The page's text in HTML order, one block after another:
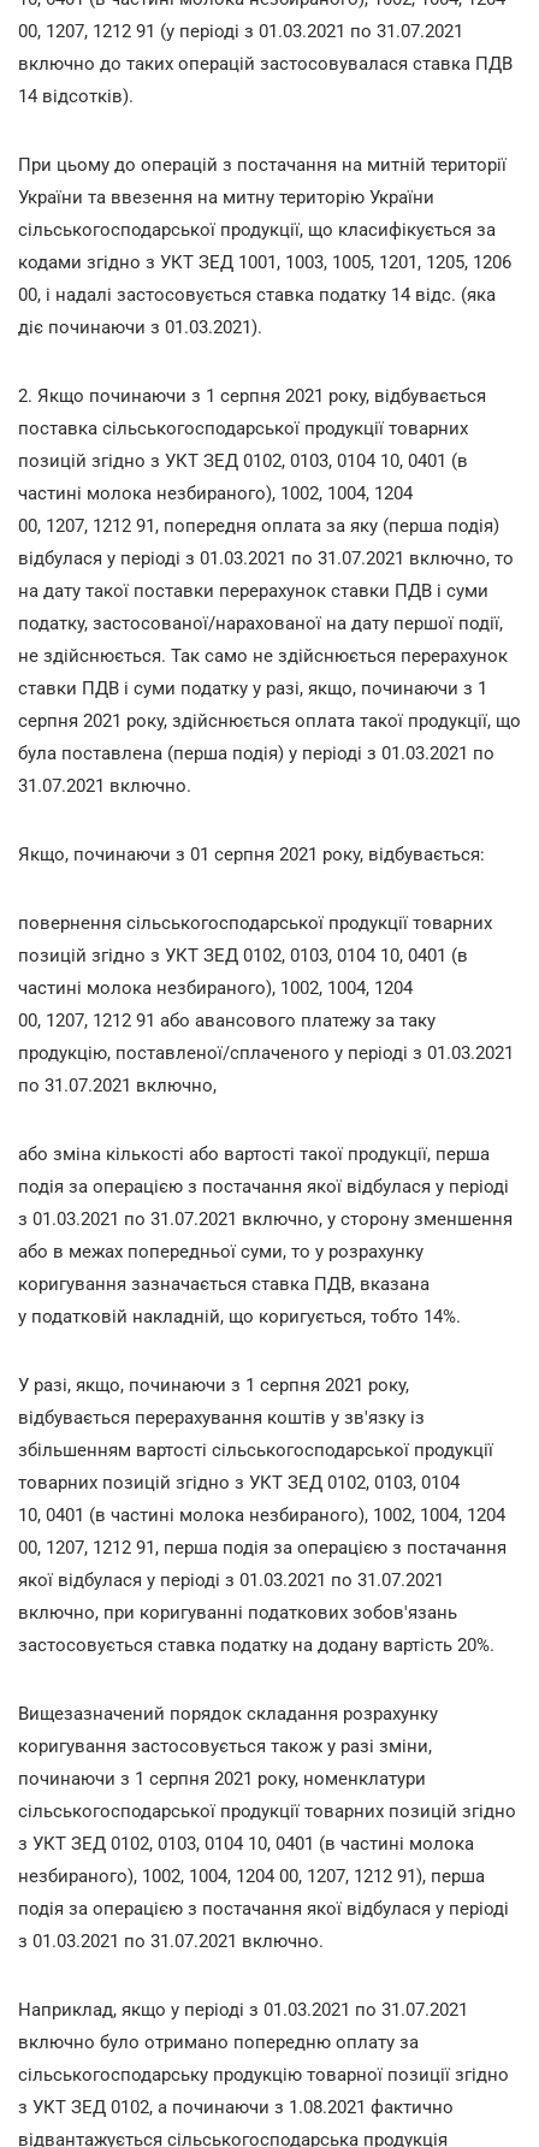
00, 1207, 1212 91 (у періоді з 01.03.2021 по 31.07.2021
включно до таких операцій застосовувалася ставка ПДВ
14 відсотків).
При цьому до операцій з постачання на митній території
України та ввезення на митну територію України
сільськогосподарської продукції, що класифікується за
кодами згідно з УКТ ЗЕД 1001, 1003, 1005, 1201, 1205, 1206
00, і надалі застосовується ставка податку 14 відс. (яка
діє починаючи з 01.03.2021).
2. Якщо починаючи з 1 серпня 2021 року, відбувається
поставка сільськогосподарської продукції товарних
позицій згідно з УКТ ЗЕД 0102, 0103, 0104 10, 0401 (в
частині молока незбираного), 1002, 1004, 1204
00, 1207, 1212 91, попередня оплата за яку (перша подія)
відбулася у періоді з 01.03.2021 по 31.07.2021 включно, то
на дату такої поставки перерахунок ставки ПДВ і суми
податку, застосованої/нарахованої на дату першої події,
не здійснюється. Так само не здійснюється перерахунок
ставки ПДВ і суми податку у разі, якщо, починаючи з 1
серпня 2021 року, здійснюється оплата такої продукції, що
була поставлена (перша подія) у періоді з 01.03.2021 по
31.07.2021 включно.
Якщо, починаючи з 01 серпня 2021 року, відбувається:
повернення сільськогосподарської продукції товарних
позицій згідно з УКТ ЗЕД 0102, 0103, 0104 10, 0401 (в
частині молока незбираного), 1002, 1004, 1204
00, 1207, 1212 91 або авансового платежу за таку
продукцію, поставленої/сплаченого у періоді з 01.03.2021
по 31.07.2021 включно,
або зміна кількості або вартості такої продукції, перша
подія за операцією з постачання якої відбулася у періоді
з 01.03.2021 по 31.07.2021 включно, у сторону зменшення
або в межах попередньої суми, то у розрахунку
коригування зазначається ставка ПДВ, вказана
у податковій накладній, що коригується, тобто 14%.
У разі, якщо, починаючи з 1 серпня 2021 року,
відбувається перерахування коштів у зв'язку із
збільшенням вартості сільськогосподарської продукції
товарних позицій згідно з УКТ ЗЕД 0102, 0103, 0104
10, 0401 (в частині молока незбираного), 1002, 1004, 1204
00, 1207, 1212 91, перша подія за операцією з постачання
якої відбулася у періоді з 01.03.2021 по 31.07.2021
включно, при коригуванні податкових зобов'язань
застосовується ставка податку на додану вартість 20%.
Вищезазначений порядок складання розрахунку
коригування застосовується також у разі зміни,
починаючи з 1 серпня 2021 року, номенклатури
сільськогосподарської продукції товарних позицій згідно
з УКТ ЗЕД 0102, 0103, 0104 10, 0401 (в частині молока
незбираного), 1002, 1004, 1204 00, 1207, 1212 91), перша
подія за операцією з постачання якої відбулася у періоді
з 01.03.2021 по 31.07.2021 включно.
Наприклад, якщо у періоді з 01.03.2021 по 31.07.2021
включно було отримано попередню оплату за
сільськогосподарську продукцію товарної позиції згідно
з УКТ ЗЕД 0102, а починаючи з 1.08.2021 фактично
відвантажується сільськогосподарська продукція